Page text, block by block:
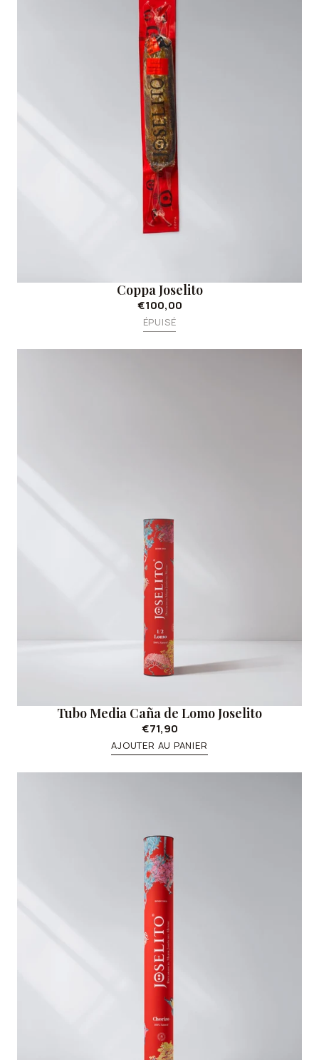
Coppa Joselito
€100,00
ÉPUISÉ
Tubo Media Caña de Lomo Joselito
€71,90
AJOUTER AU PANIER